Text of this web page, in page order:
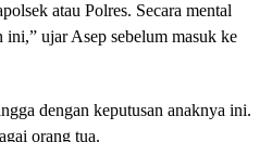
atau Polres. Secara mental
ini,” ujar Asep sebelum masuk ke
dengan keputusan anaknya ini.
orang tua.